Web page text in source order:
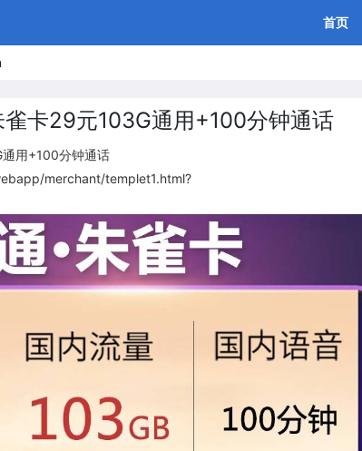
首页
卡29元103G通用+100分钟通话
用+100分钟通话
merchant/templet1.html?